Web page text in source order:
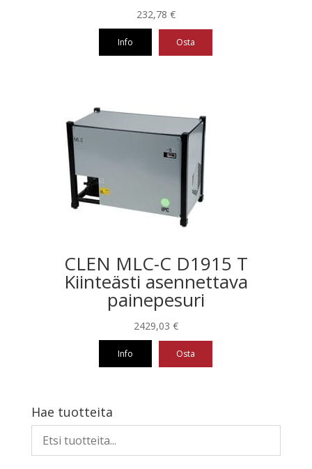
232,78 €
Info Osta
CLEN MLC-C D1915 T
Kiinteästi asennettava
painepesuri
2429,03 €
Info Osta
Hae tuotteita